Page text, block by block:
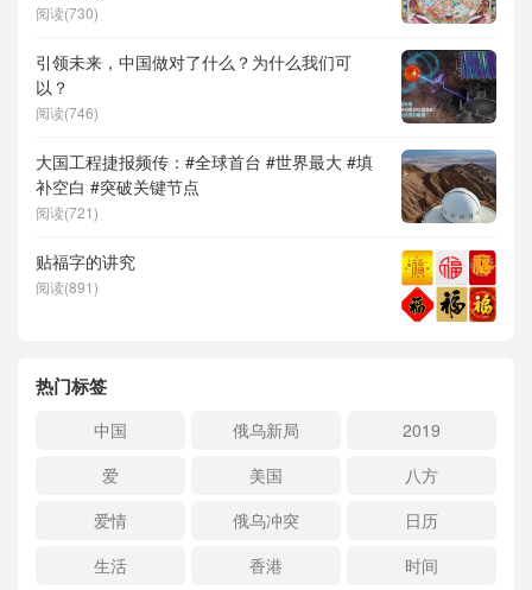
阅读(730)
引领未来，中国做对了什么？为什么我们可
以？
阅读(746)
大国工程捷报频传：#全球首台 #世界最大 #填
补空白 #突破关键节点
阅读(721)
贴福字的讲究
阅读(891)
热门标签
中国 俄乌新局
2019
爱
美国
八方
爱情
俄乌冲突
日历
生活
香港
时间